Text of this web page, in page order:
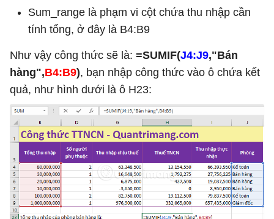
Sum_range là phạm vi cột chứa thu nhập cần
tính tổng, ở đây là B4:B9
Như vậy công thức sẽ là: =SUMIF(J4:J9,"Bán
hàng",B4:B9), bạn nhập công thức vào ô chứa kết
quả, như hình dưới là ô H23: